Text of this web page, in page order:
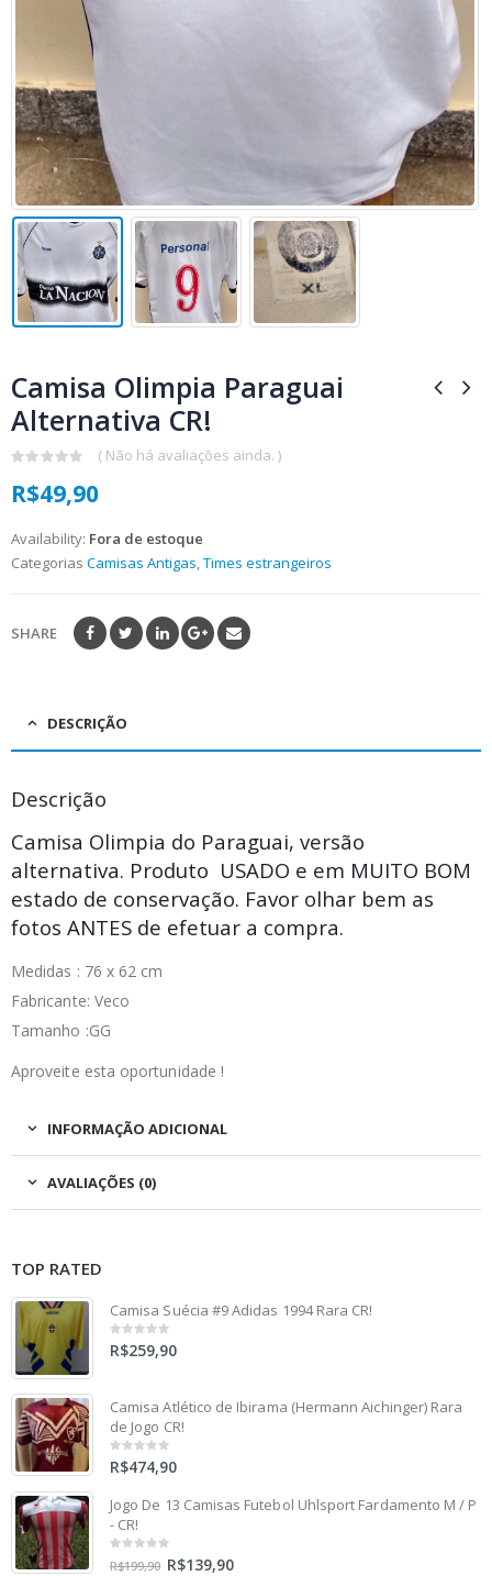
Camisa Olimpia Paraguai
Alternativa CR!
out
of
( Não há avaliações ainda. )
R$49,90
Availability: Fora de estoque
Categorias Camisas Antigas,Times estrangeiros
SHARE
DESCRIÇÃO
Descrição
Camisa Olimpia do Paraguai, versão
alternativa. Produto USADO e em MUITO BOM
estado de conservação. Favor olhar bem as
fotos ANTES de efetuar a compra.
Medidas : 76 x 62 cm
Fabricante: Veco
Tamanho :GG
Aproveite esta oportunidade !
INFORMAÇÃO ADICIONAL
AVALIAÇÕES (0)
TOP RATED
Camisa Suécia #9 Adidas 1994 Rara CR!
0
out
R$259,90
Camisa Atlético de Ibirama (Hermann Aichinger) Rara
de Jogo CR!
0
out
5
R$474,90
Jogo De 13 Camisas Futebol Uhlsport Fardamento M / P
- CR!
0
R$199,90 R$139,90